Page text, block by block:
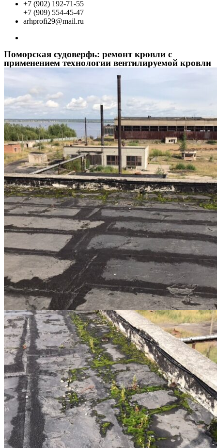
+7 (902) 192-71-55
+7 (909) 554-45-47
arhprofi29@mail.ru
Поморская судоверфь: ремонт кровли с
применением технологии вентилируемой кровли